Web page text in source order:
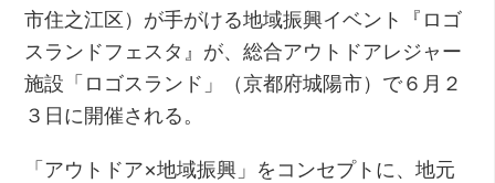
市住之江区）が手がける地域振興イベント『ロゴ
スランドフェスタ』が、総合アウトドアレジャー
施設「ロゴスランド」（京都府城陽市）で６月２
３日に開催される。
「アウトドア×地域振興」をコンセプトに、地元